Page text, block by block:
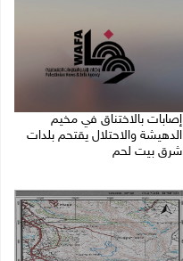
إصابات بالاختناق في مخيم
الدهيشة والاحتلال يقتحم بلدات
شرق بيت لحم